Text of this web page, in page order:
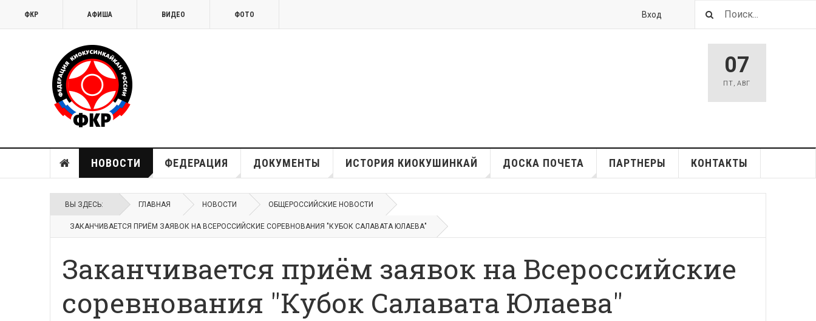
ФКР АФИША ВИДЕО ФОТО Вход
07
ПТ,АВГ
НОВОСТИ ФЕДЕРАЦИЯ ДОКУМЕНТЫ ИСТОРИЯ КИОКУШИНКАЙ ДОСКА ПОЧЕТА ПАРТНЕРЫ КОНТАКТЫ
ВЫ ЗДЕСЬ: ГЛАВНАЯ НОВОСТИ ОБЩЕРОССИЙСКИЕ НОВОСТИ
ЗАКАНЧИВАЕТСЯ ПРИЁМ ЗАЯВОК НА ВСЕРОССИЙСКИЕ СОРЕВНОВАНИЯ "КУБОК САЛАВАТА ЮЛАЕВА"
Заканчивается приём заявок на Всероссийские
соревнования "Кубок Салавата Юлаева"